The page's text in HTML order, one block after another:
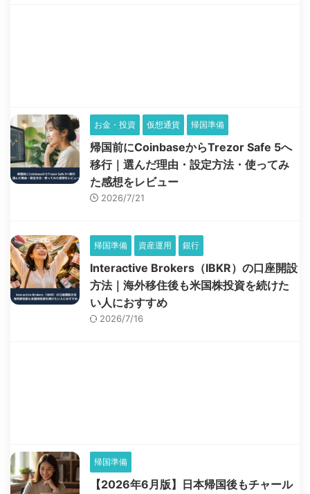
お金・投資 仮想通貨 帰国準備
帰国前にCoinbaseからTrezor Safe 5へ
移行｜選んだ理由・設定方法・使ってみ
た感想をレビュー
2026/7/21
帰国準備 資産運用 銀行
Interactive Brokers（IBKR）の口座開設
方法｜海外移住後も米国株投資を続けた
い人におすすめ
2026/7/16
帰国準備
【2026年6月版】日本帰国後もチャール